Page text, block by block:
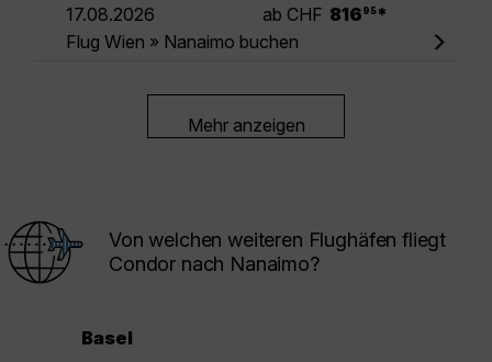
17.08.2026
ab CHF 816 95 *
Flug Wien » Nanaimo buchen
Mehr anzeigen
Von welchen weiteren Flughäfen fliegt
Condor nach Nanaimo?
Basel